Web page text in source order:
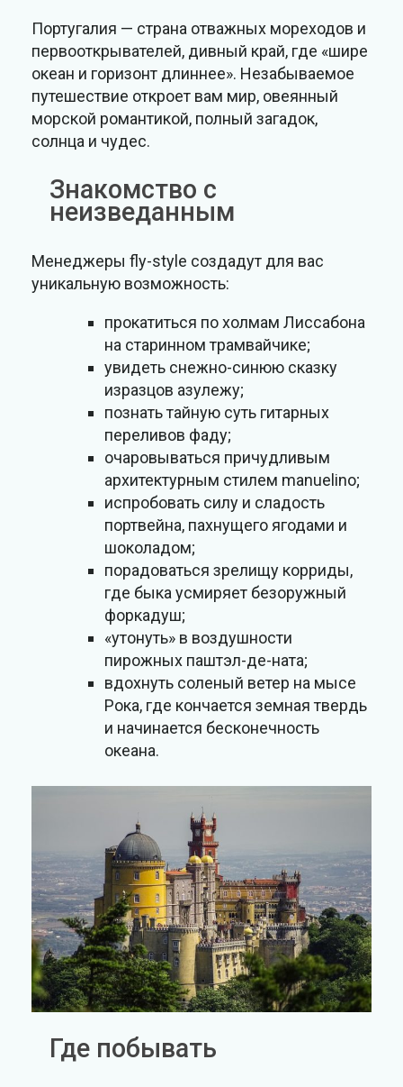
Португалия — страна отважных мореходов и
первооткрывателей, дивный край, где «шире
океан и горизонт длиннее». Незабываемое
путешествие откроет вам мир, овеянный
морской романтикой, полный загадок,
солнца и чудес.
Знакомство с
неизведанным
Менеджеры fly-style создадут для вас
уникальную возможность:
прокатиться по холмам Лиссабона
на старинном трамвайчике;
увидеть снежно-синюю сказку
изразцов азулежу;
познать тайную суть гитарных
переливов фаду;
очаровываться причудливым
архитектурным стилем manuelino;
испробовать силу и сладость
портвейна, пахнущего ягодами и
шоколадом;
порадоваться зрелищу корриды,
где быка усмиряет безоружный
форкадуш;
«утонуть» в воздушности
пирожных паштэл-де-ната;
вдохнуть соленый ветер на мысе
Рока, где кончается земная твердь
и начинается бесконечность
океана.
Где побывать